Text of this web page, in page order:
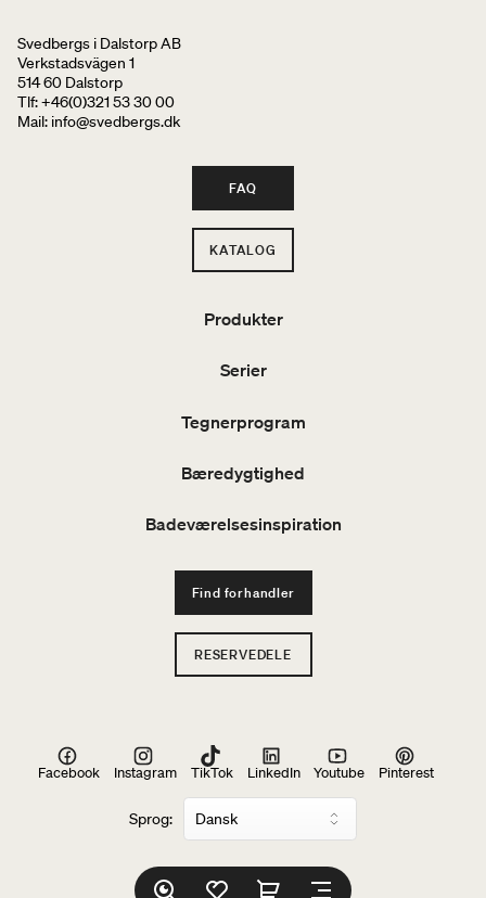
Svedbergs i Dalstorp AB
Verkstadsvägen 1
514 60 Dalstorp
Tlf: +46(0)321 53 30 00
Mail: info@svedbergs.dk
FAQ
KATALOG
Produkter
Serier
Tegnerprogram
Bæredygtighed
Badeværelsesinspiration
Find forhandler
RESERVEDELE
Sprog:
Facebook Instagram TikTok LinkedIn Youtube Pinterest